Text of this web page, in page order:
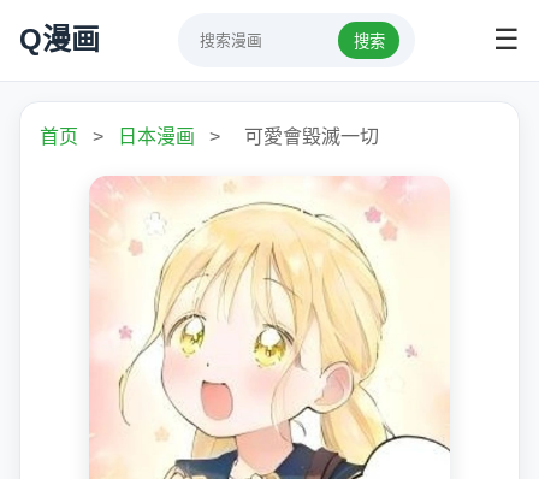
Q漫画 搜索 ☰
首页 > 日本漫画 > 可愛會毀滅一切